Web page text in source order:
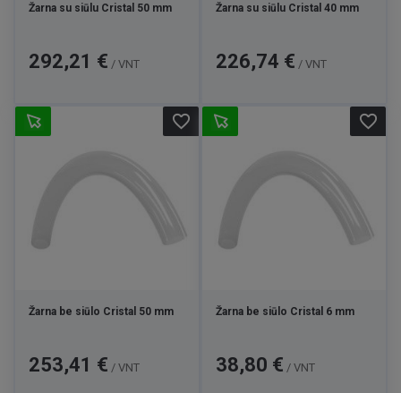
Žarna su siūlu Cristal 50 mm
Kaina
292,21 € / VNT
Žarna su siūlu Cristal 40 mm
Kaina
226,74 € / VNT
Žarna be siūlo Cristal 50 mm
Kaina
253,41 € / VNT
favorite_border
Žarna be siūlo Cristal 6 mm
Kaina
38,80 € / VNT
favorite_border